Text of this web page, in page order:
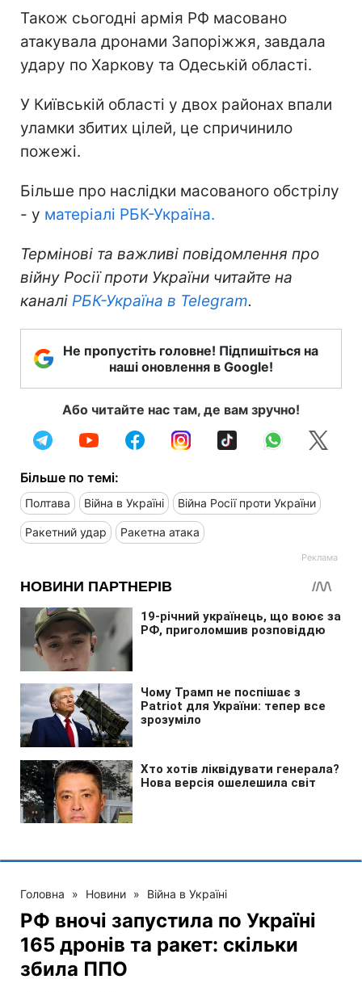
Також сьогодні армія РФ масовано
атакувала дронами Запоріжжя, завдала
удару по Харкову та Одеській області.
У Київській області у двох районах впали
уламки збитих цілей, це спричинило
пожежі.
Більше про наслідки масованого обстрілу
- у матеріалі РБК-Україна.
Термінові та важливі повідомлення про
війну Росії проти України читайте на
каналі РБК-Україна в Telegram.
Не пропустіть головне! Підпишіться на
наші оновлення в Google!
Або читайте нас там, де вам зручно!
Більше по темі:
Полтава Війна в Україні Війна Росії проти України
Ракетний удар Ракетна атака
Головна » Новини » Війна в Україні
РФ вночі запустила по Україні
165 дронів та ракет: скільки
збила ППО